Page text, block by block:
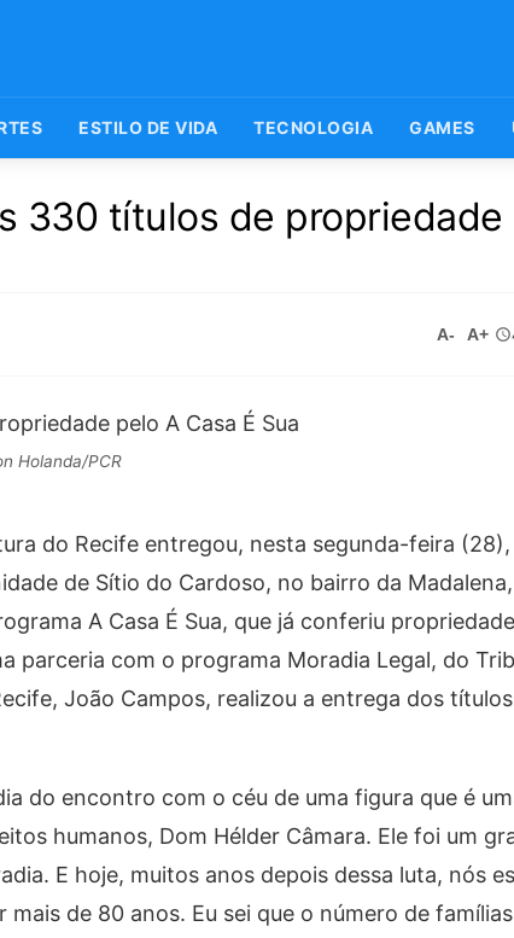
ESTILO DE VIDA TECNOLOGIA GAMES
330 títulos de propriedade
A- A+
Holanda/PCR
do Recife entregou, nesta segunda-feira
de Sítio do Cardoso, no bairro da
A Casa É Sua, que já conferiu
parceria com o programa Moradia Legal, do
João Campos, realizou a entrega dos
do encontro com o céu de uma figura que é
humanos, Dom Hélder Câmara. Ele foi um
E hoje, muitos anos depois dessa luta, nós
de 80 anos. Eu sei que o número de famílias